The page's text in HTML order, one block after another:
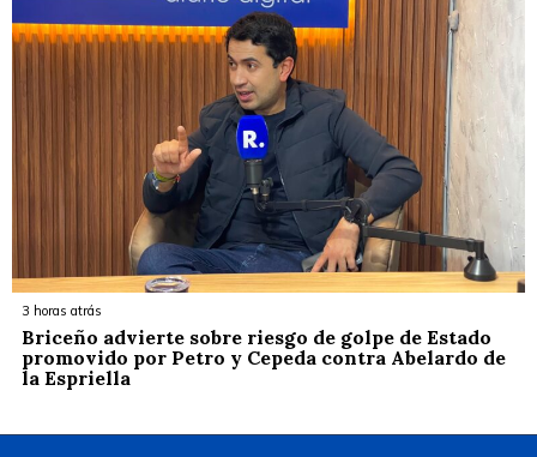
3 horas atrás
Briceño advierte sobre riesgo de golpe de Estado
promovido por Petro y Cepeda contra Abelardo de
la Espriella